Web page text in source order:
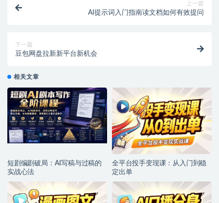
上一篇
AI提示词入门指南读文档如何有效提问
下一篇
豆包网盘拉新新平台新机会
相关文章
短剧编剧破局：AI写稿与过稿的
实战心法
全平台投手变现课：从入门到稳
定出单